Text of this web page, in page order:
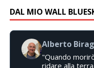
DAL MIO WALL
Alberto
"Quando
ridare alla